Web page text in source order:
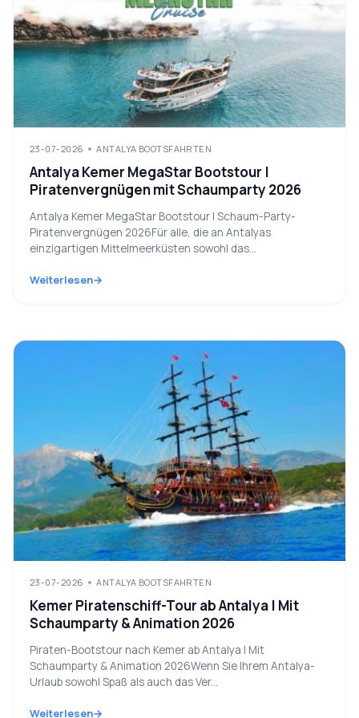
23-07-2026 ANTALYA BOOTSFAHRTEN
Antalya Kemer MegaStar Bootstour |
Piratenvergnügen mit Schaumparty 2026
Antalya Kemer MegaStar Bootstour | Schaum-Party-
Piratenvergnügen 2026Für alle, die an Antalyas
einzigartigen Mittelmeerküsten sowohl das...
Weiterlesen
23-07-2026 ANTALYA BOOTSFAHRTEN
Kemer Piratenschiff-Tour ab Antalya | Mit
Schaumparty & Animation 2026
Piraten-Bootstour nach Kemer ab Antalya | Mit
Schaumparty & Animation 2026Wenn Sie Ihrem Antalya-
Urlaub sowohl Spaß als auch das Ver...
Weiterlesen